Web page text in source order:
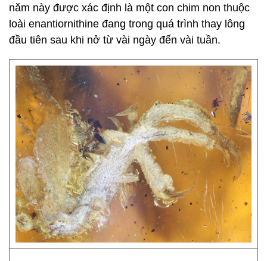
năm này được xác định là một con chim non thuộc
loài enantiornithine đang trong quá trình thay lông
đầu tiên sau khi nở từ vài ngày đến vài tuần.